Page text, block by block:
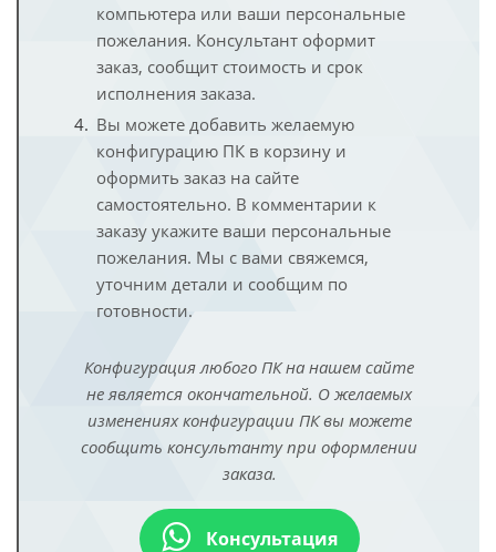
компьютера или ваши персональные
пожелания. Консультант оформит
заказ, сообщит стоимость и срок
исполнения заказа.
Вы можете добавить желаемую
конфигурацию ПК в корзину и
оформить заказ на сайте
самостоятельно. В комментарии к
заказу укажите ваши персональные
пожелания. Мы с вами свяжемся,
уточним детали и сообщим по
готовности.
Конфигурация любого ПК на нашем сайте
не является окончательной. О желаемых
изменениях конфигурации ПК вы можете
сообщить консультанту при оформлении
заказа.
Консультация